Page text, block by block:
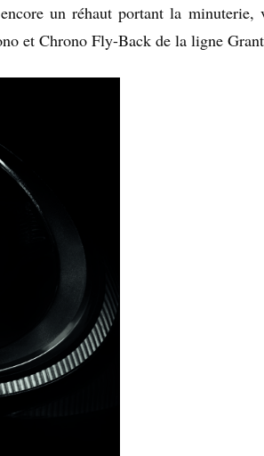
un réhaut portant la minuterie,
et Chrono Fly-Back de la ligne